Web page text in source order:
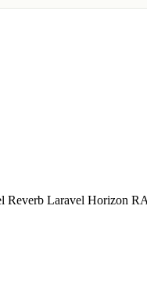
Reverb Laravel Horizon